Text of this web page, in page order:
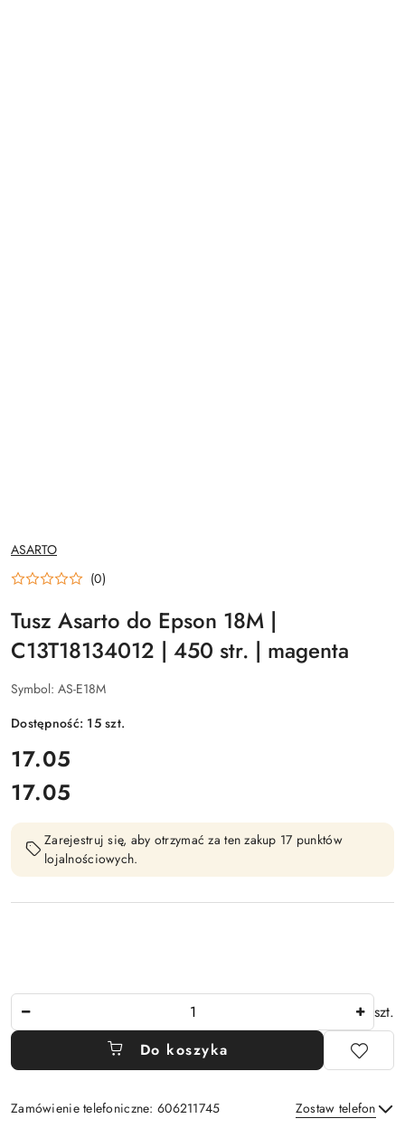
NAZWA
PRODUCENTA:
ASARTO
(0)
Tusz Asarto do Epson 18M |
C13T18134012 | 450 str. | magenta
Symbol: AS-E18M
Dostępność: 15szt.
cena:
17.05
Cena:
17.05
Zarejestruj się, aby otrzymać za ten zakup 17 punktów
lojalnościowych.
szt.
Do koszyka
Zamówienie telefoniczne: 606211745 Zostaw telefon